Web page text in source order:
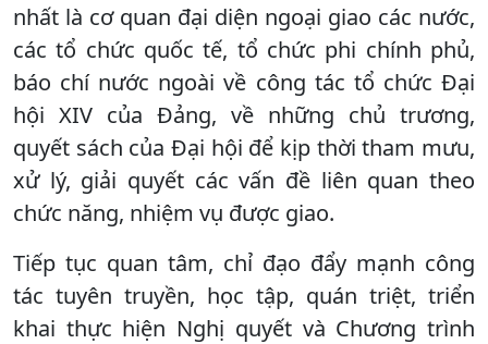
nhất là cơ quan đại diện ngoại giao các nước,
các tổ chức quốc tế, tổ chức phi chính phủ,
báo chí nước ngoài về công tác tổ chức Đại
hội XIV của Đảng, về những chủ trương,
quyết sách của Đại hội để kịp thời tham mưu,
xử lý, giải quyết các vấn đề liên quan theo
chức năng, nhiệm vụ được giao.
Tiếp tục quan tâm, chỉ đạo đẩy mạnh công
tác tuyên truyền, học tập, quán triệt, triển
khai thực hiện Nghị quyết và Chương trình